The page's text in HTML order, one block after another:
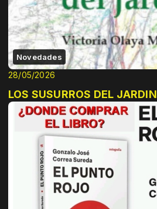
Novedades
28/05/2026
LOS SUSURROS DEL JARDIN